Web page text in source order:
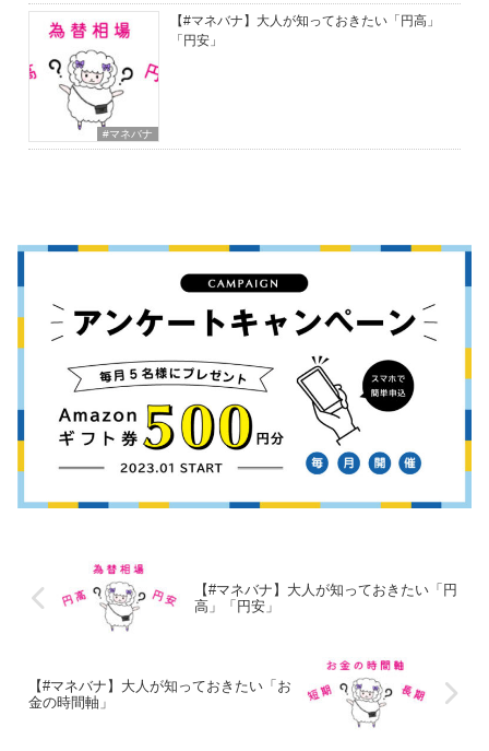
#マネバナ
【#マネバナ】大人が知っておきたい「円高」
「円安」
【#マネバナ】大人が知っておきたい「円
高」「円安」
【#マネバナ】大人が知っておきたい「お
金の時間軸」